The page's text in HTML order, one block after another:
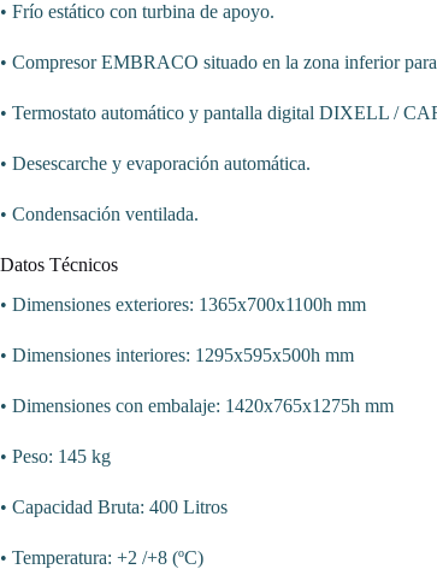
• Frío estático con turbina de apoyo.
• Compresor EMBRACO situado en la zona inferior
• Termostato automático y pantalla digital DIXELL /
• Desescarche y evaporación automática.
• Condensación ventilada.
Datos Técnicos
• Dimensiones exteriores: 1365x700x1100h mm
• Dimensiones interiores: 1295x595x500h mm
• Dimensiones con embalaje: 1420x765x1275h mm
• Peso: 145 kg
• Capacidad Bruta: 400 Litros
• Temperatura: +2 /+8 (ºC)